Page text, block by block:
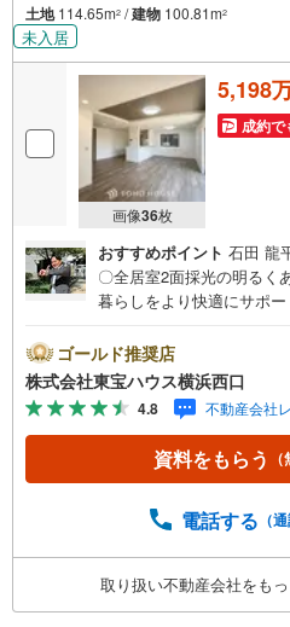
土地114.65m2 /建物 100.81m2
未入居
画像36枚
5,198
成約で
おすすめポイント 石田 龍
〇全居室2面採光の明るく
暮らしをより快適にサポ
o！ 不動産キャンペーン対
約するとPayPayボーナス
産 物件ご成約キャンペー
もらう」「見学予約をする
さい。※必ずYahoo！
※PayPayボーナスライト
ーーーーーーーーーーー
であり、実際の適用金利
金利情勢により表記の返
ーーーーーーーーーーー
ゴールド推奨店
株式会社東宝ハウス横浜西口
4.8 不動産会社
資料をもらう
電話する （
取り扱い不動産会社をも